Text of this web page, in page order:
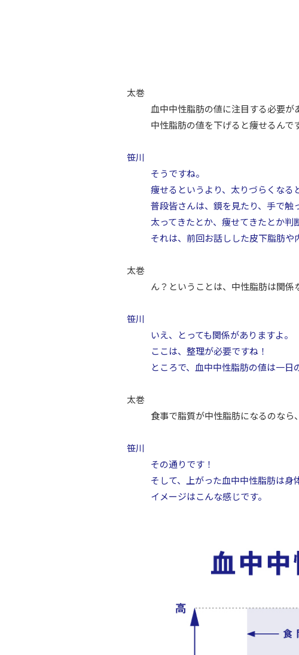
太巻
血中中性脂肪の値に注目する必要が
中性脂肪の値を下げると痩せるんで
笹川
そうですね。
痩せるというより、太りづらくなる
普段皆さんは、鏡を見たり、手で触
太ってきたとか、痩せてきたとか判
それは、前回お話しした皮下脂肪や
太巻
ん？ということは、中性脂肪は関係
笹川
いえ、とっても関係がありますよ。
ここは、整理が必要ですね！
ところで、血中中性脂肪の値は一日
太巻
食事で脂質が中性脂肪になるのなら
笹川
その通りです！
そして、上がった血中中性脂肪は身
イメージはこんな感じです。